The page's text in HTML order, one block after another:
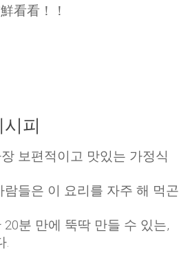
看看！！
피
보편적이고 맛있는 가정식
들은 이 요리를 자주 해 먹곤
분 만에 뚝딱 만들 수 있는,
.